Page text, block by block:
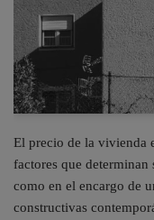
El precio de la vivienda
factores que
como en el encargo de
constructivas